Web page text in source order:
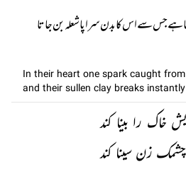
ہے جس سے اس کا بدن سراپا شعلہ بن جاتا
In their heart one spark caught
and their sullen clay breaks
خاک را بینا کند
زن سینا کند